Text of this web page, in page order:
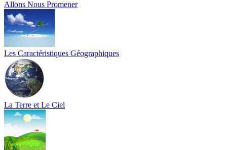
Allons Nous Promener
Les Caractéristiques Géographiques
La Terre et Le Ciel